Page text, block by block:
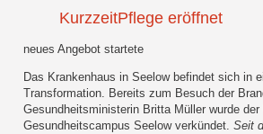
KurzzeitPflege eröffnet
neues Angebot startete
Das Krankenhaus in Seelow befindet sich in
Transformation. Bereits zum Besuch der
Gesundheitsministerin Britta Müller wurde der
Gesundheitscampus Seelow verkündet.Seit